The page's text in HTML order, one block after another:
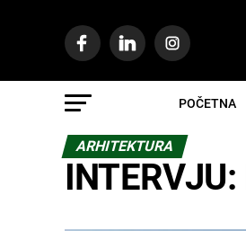
POČETNA
ARHITEKTURA